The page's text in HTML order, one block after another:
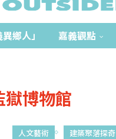
鄉人」 嘉義觀點
獄博物館
人文藝術 建築聚落探奇